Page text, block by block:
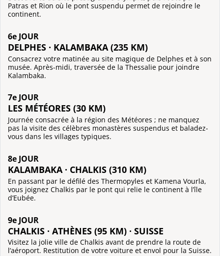
Patras et Rion où le pont suspendu permet de rejoindre le
continent.
6e JOUR
DELPHES · KALAMBAKA (235 KM)
Consacrez votre matinée au site magique de Delphes et à son
musée. Après-midi, traversée de la Thessalie pour joindre
Kalambaka.
7e JOUR
LES MÉTÉORES (30 KM)
Journée consacrée à la région des Météores ; ne manquez
pas la visite des célèbres monastères suspendus et baladez-
vous dans les villages typiques.
8e JOUR
KALAMBAKA · CHALKIS (310 KM)
En passant par le défilé des Thermopyles et Kamena Vourla,
vous joignez Chalkis par le pont qui relie le continent à l’île
d’Eubée.
9e JOUR
CHALKIS · ATHÈNES (95 KM) · SUISSE
Visitez la jolie ville de Chalkis avant de prendre la route de
l’aéroport. Restitution de votre voiture et envol pour la Suisse.